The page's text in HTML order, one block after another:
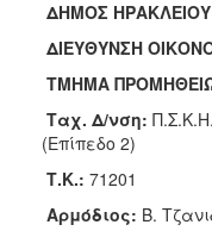
2013
ΔΗΜΟΣ ΗΡΑΚΛΕΙΟΥ
ΔΙΕΥΘΥΝΣΗ
ΤΜΗΜΑ
Ταχ. Δ/νση:
(Επίπεδο 2)
Τ.Κ.: 71201
Αρμόδιος: Β.